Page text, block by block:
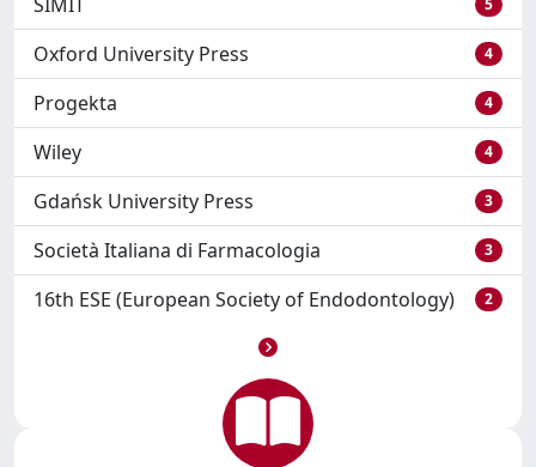
5
Oxford University Press 4
Progekta 4
Wiley 4
Gdańsk University Press 3
Società Italiana di Farmacologia 3
16th ESE (European Society of Endodontology) 2